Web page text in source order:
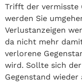
Trifft der vermisste
werden Sie
Verlustanzeigen
da nicht mehr
verlorene
wird. Sollte sich
Gegenstand